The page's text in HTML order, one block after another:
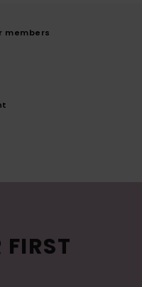
members
FIRST